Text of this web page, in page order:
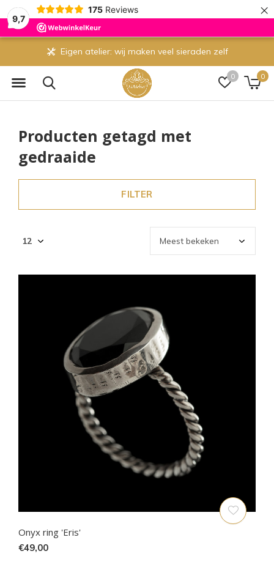
9,7
175 Reviews ×
0 0
Eigen atelier: wij maken veel sieraden zelf
Producten getagd met
gedraaide
FILTER
Onyx ring 'Eris'
€49,00